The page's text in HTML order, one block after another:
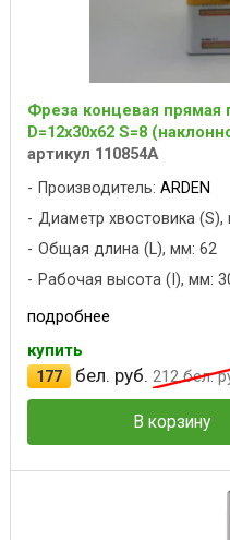
Фреза концевая прямая
D=12x30x62 S=8
артикул 110854A
Производитель: ARDEN
Диаметр хвостовика (S),
Общая длина (L), мм: 62
Рабочая высота (I), мм:
подробнее
купить
177
бел. руб. 212бел.
В корзину